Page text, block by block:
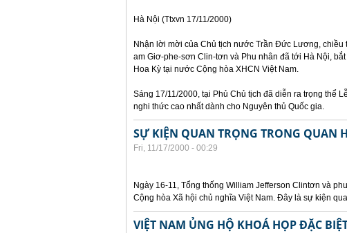
Hà Nội (Ttxvn 17/11/2000)
Nhận lời mời của Chủ tịch nước Trần Đức Lương,
am Giơ-phe-sơn Clin-tơn và Phu nhân đã tới Hà Nội,
Hoa Kỳ tại nước Cộng hòa XHCN Việt Nam.
Sáng 17/11/2000, tại Phủ Chủ tịch đã diễn ra trọng thể
nghi thức cao nhất dành cho Nguyên thủ Quốc gia.
SỰ KIỆN QUAN TRỌNG TRONG QUAN
Fri, 11/17/2000 - 00:29
Ngày 16-11, Tổng thống William Jefferson Clintơn và
Cộng hòa Xã hội chủ nghĩa Việt Nam. Đây là sự kiện
VIỆT NAM ỦNG HỘ KHOÁ HỌP ĐẶC